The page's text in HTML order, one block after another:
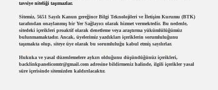
tavsiye niteliği taşımazlar.
Sitemiz, 5651 Sayılı Kanun gereğince Bilgi Teknolojileri ve İletişim Kurumu (BTK)
tarafından onaylanmış bir Yer Sağlayıcı olarak hizmet vermektedir. Bu nedenle,
sitedeki içerikleri proaktif olarak denetleme veya araştırma yükümlülüğümüz
bulunmamaktadır. Ancak, üyelerimiz yazdıkları içeriklerin sorumluluğunu
taşımakta olup, siteye üye olarak bu sorumluluğu kabul etmiş sayılırlar.
Hukuka ve yasal düzenlemelere aykırı olduğunu düşündüğünüz içerikleri,
backlinkpanelicomtr@gmail.comadresine bildirmeniz halinde, ilgili içerikler yasal
süre içerisinde sitemizden kaldırılacaktır.